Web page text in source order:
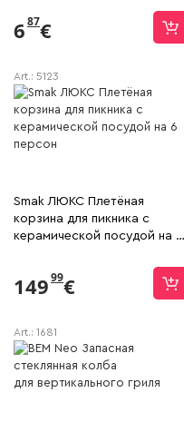
687€
Art.: 5123
Smak ЛЮКС Плетёная
корзина для пикника с
керамической посудой на 6
14999€
Art.: 1681